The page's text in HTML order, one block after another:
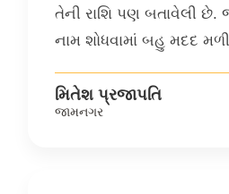
તેની રાશિ પણ બતાવેલી છે.
નામ શોધવામાં બહુ મદદ
મિતેશ પ્રજાપતિ
જામનગર